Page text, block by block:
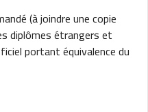
(à joindre une copie
diplômes étrangers et
portant équivalence du